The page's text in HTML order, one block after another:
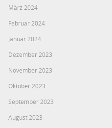
März 2024
Februar 2024
Januar 2024
Dezember 2023
November 2023
Oktober 2023
September 2023
August 2023